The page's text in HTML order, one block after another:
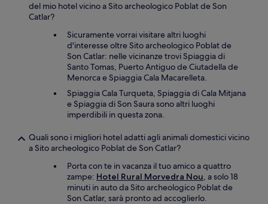
del mio hotel vicino a Sito archeologico Poblat de Son
Catlar?
Sicuramente vorrai visitare altri luoghi
d'interesse oltre Sito archeologico Poblat de
Son Catlar: nelle vicinanze trovi Spiaggia di
Santo Tomas, Puerto Antiguo de Ciutadella de
Menorca e Spiaggia Cala Macarelleta.
Spiaggia Cala Turqueta, Spiaggia di Cala Mitjana
e Spiaggia di Son Saura sono altri luoghi
imperdibili in questa zona.
Quali sono i migliori hotel adatti agli animali domestici vicino
a Sito archeologico Poblat de Son Catlar?
Porta con te in vacanza il tuo amico a quattro
zampe: Hotel Rural Morvedra Nou, a solo 18
minuti in auto da Sito archeologico Poblat de
Son Catlar, sarà pronto ad accoglierlo.